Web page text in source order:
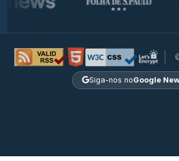
Siga-nos noGoogle